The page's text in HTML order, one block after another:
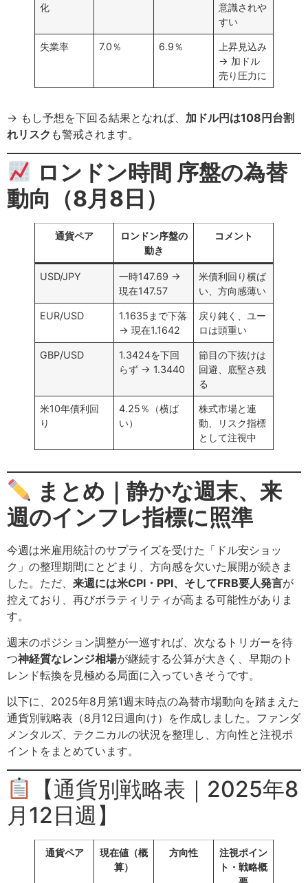
化
意識されや
すい
失業率 7.0％ 6.9％
上昇見込み
→ 加ドル
売り圧力に
→ もし予想を下回る結果となれば、 加ドル円は108円台割
れリスク も警戒されます。
ロンドン時間 序盤の為替
動向（8月8日）
通貨ペア
ロンドン序盤の
動き
コメント
USD/JPY
一時147.69 →
現在147.57
米債利回り横ば
い、方向感薄い
EUR/USD
1.1635まで下落
→ 現在1.1642
戻り鈍く、ユー
ロは頭重い
GBP/USD
1.3424を下回
らず → 1.3440
節目の下抜けは
回避、底堅さ残
る
米10年債利回
り
4.25％（横ば
い）
株式市場と連
動、リスク指標
として注視中
まとめ｜静かな週末、来
週のインフレ指標に照準
今週は米雇用統計のサプライズを受けた「ドル安ショッ
ク」の整理期間にとどまり、方向感を欠いた展開が続きま
した。ただ、 来週には米CPI・PPI、そしてFRB要人発言が
控えており、再びボラティリティが高まる可能性がありま
す。
週末のポジション調整が一巡すれば、次なるトリガーを待
つ神経質なレンジ相場が継続する公算が大きく、早期のト
レンド転換を見極める局面に入っていきそうです。
以下に、2025年8月第1週末時点の為替市場動向を踏まえた
通貨別戦略表（8月12日週向け）を作成しました。ファンダ
メンタルズ、テクニカルの状況を整理し、方向性と注視ポ
イントをまとめています。
【通貨別戦略表｜2025年8
月12日週】
通貨ペア
現在値（概
算）
方向性
注視ポイン
ト・戦略概